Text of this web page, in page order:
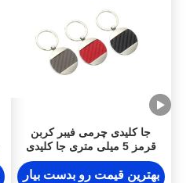
جا کلیدی چرمی فیبر کربن
قرمز 5 میلی متری جا کلیدی
چرمی مشکی پنتون
بهترین قیمت رو بدست بیار